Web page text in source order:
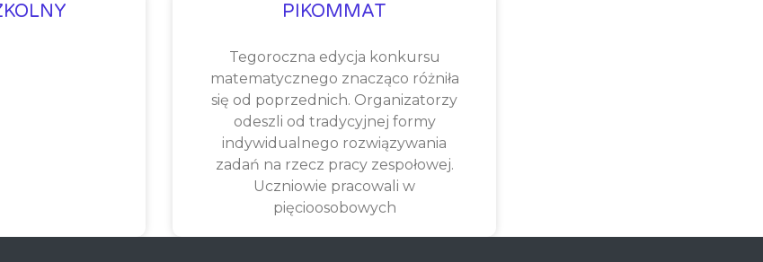
PIKOMMAT
Tegoroczna edycja konkursu
matematycznego znacząco różniła
się od poprzednich. Organizatorzy
odeszli od tradycyjnej formy
indywidualnego rozwiązywania
zadań na rzecz pracy zespołowej.
Uczniowie pracowali w
pięcioosobowych